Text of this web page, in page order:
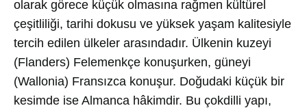
olarak görece küçük olmasına rağmen kültürel
çeşitliliği, tarihi dokusu ve yüksek yaşam kalitesiyle
tercih edilen ülkeler arasındadır. Ülkenin kuzeyi
(Flanders) Felemenkçe konuşurken, güneyi
(Wallonia) Fransızca konuşur. Doğudaki küçük bir
kesimde ise Almanca hâkimdir. Bu çokdilli yapı,